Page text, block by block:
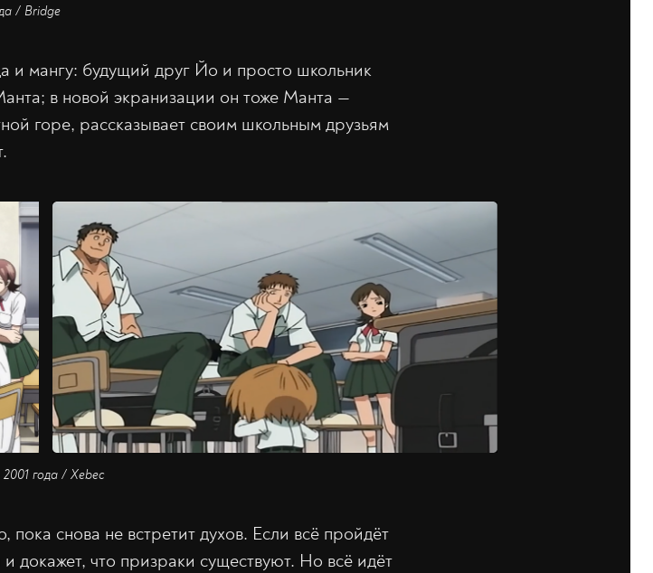
/ Bridge
и мангу: будущий друг Йо и просто школьник
в новой экранизации он тоже Манта —
горе, рассказывает своим школьным друзьям
года / Xebec
снова не встретит духов. Если всё пройдёт
и докажет, что призраки существуют. Но всё идёт